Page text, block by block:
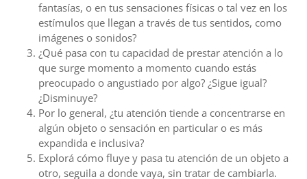
fantasías, o en tus sensaciones físicas o tal vez en los
estímulos que llegan a través de tus sentidos, como
imágenes o sonidos?
¿Qué pasa con tu capacidad de prestar atención a lo
que surge momento a momento cuando estás
preocupado o angustiado por algo? ¿Sigue igual?
¿Disminuye?
Por lo general, ¿tu atención tiende a concentrarse en
algún objeto o sensación en particular o es más
expandida e inclusiva?
Explorá cómo fluye y pasa tu atención de un objeto a
otro, seguila a donde vaya, sin tratar de cambiarla.